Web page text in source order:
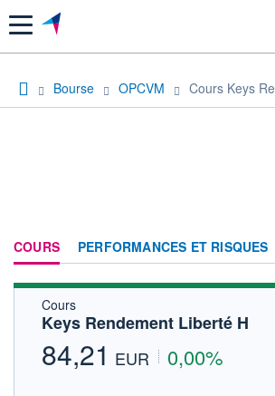
Menu
Bourse OPCVM Cours Keys
COURS PERFORMANCES ET RISQUES
Cours
Keys Rendement Liberté H
84,21 EUR 0,00%